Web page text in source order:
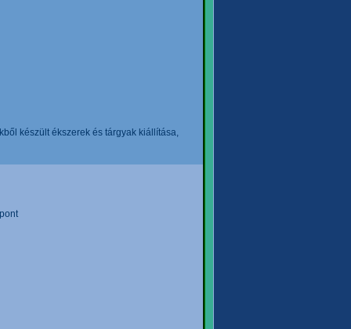
készült ékszerek és tárgyak kiállítása,